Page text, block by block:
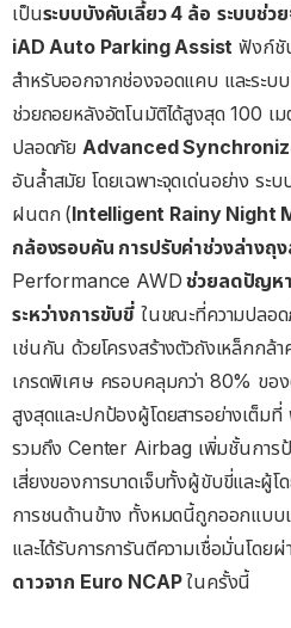
เป็นระบบบังคับเลี้ยว4 ล้อ ระบบช่ว
iAD Auto Parking Assist ฟังก์ชั
สำหรับออกจากช่องจอดแคบ และระบบ
ช่วยถอยหลังอัตโนมัติได้สูงสุด 100 เ
ปลอดภัย Advanced
อันล้ำสมัย โดยเฉพาะจุดเด่นอย่าง ระ
ฝนตก (Intelligent Rainy Night
กล้องรอบคัน การปรับค่าช่วงล่างถุ
Performance AWD ช่วยลดปัญห
ระหว่างการขับขี่ ในขณะที่ความปลอด
เช่นกัน ด้วยโครงสร้างตัวถังเหล็กกล้
เกรดพิเศษ ครอบคลุมกว่า 80% ของ
สูงสุดและปกป้องผู้โดยสารอย่างเต็ม
รวมถึง Center Airbag เพิ่มชั้นการ
เสี่ยงของการบาดเจ็บทั้งผู้ขับขี่และผู้
การชนด้านข้าง ทั้งหมดนี้ถูกออกแบบ
และได้รับการการันตีความเชื่อมั่นโดย
ดาวจาก Euro NCAPในครั้งนี้